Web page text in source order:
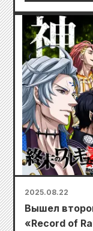
2025.08.22
Вышел
«Record of